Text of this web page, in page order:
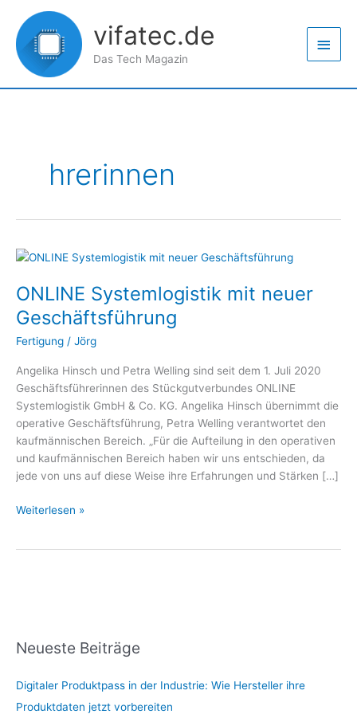
Inhalt
springen
vifatec.de
Das Tech Magazin
hrerinnen
ONLINE Systemlogistik mit neuer
Geschäftsführung
Fertigung / Jörg
Angelika Hinsch und Petra Welling sind seit dem 1. Juli 2020
Geschäftsführerinnen des Stückgutverbundes ONLINE
Systemlogistik GmbH & Co. KG. Angelika Hinsch übernimmt die
operative Geschäftsführung, Petra Welling verantwortet den
kaufmännischen Bereich. „Für die Aufteilung in den operativen
und kaufmännischen Bereich haben wir uns entschieden, da
jede von uns auf diese Weise ihre Erfahrungen und Stärken […]
ONLINE
mit
neuer
Geschäftsführung
Weiterlesen »
Neueste Beiträge
Digitaler Produktpass in der Industrie: Wie Hersteller ihre
Produktdaten jetzt vorbereiten